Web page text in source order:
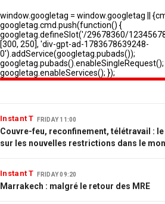
Instant T FRIDAY 11:00
Couvre-feu, reconfinement, télétravail :
sur les nouvelles restrictions dans le
Instant T FRIDAY 09:20
Marrakech : malgré le retour des MRE